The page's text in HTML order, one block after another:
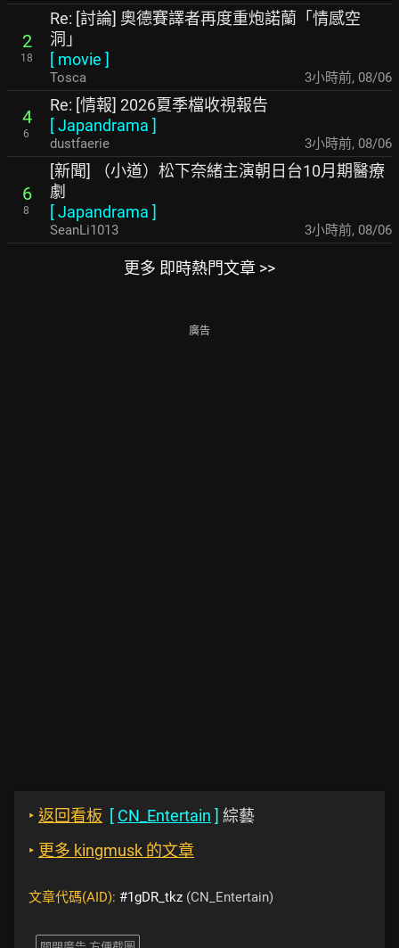
2
18
Re: [討論] 奧德賽譯者再度重炮諾蘭「情感空
洞」
[ movie ]
Tosca 3小時前, 08/06
4
6
Re: [情報] 2026夏季檔收視報告
[Japandrama ]
dustfaerie 3小時前, 08/06
6
8
[新聞] （小道）松下奈緒主演朝日台10月期醫療
劇
[Japandrama ]
SeanLi1013 3小時前, 08/06
更多 即時熱門文章 >>
廣告
‣ 返回看板 [ CN_Entertain ] 綜藝
‣ 更多 kingmusk 的文章
文章代碼(AID): #1gDR_tkz (CN_Entertain)